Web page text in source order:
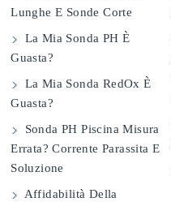
Lunghe E Sonde Corte
La Mia Sonda PH È
Guasta?
La Mia Sonda RedOx È
Guasta?
Sonda PH Piscina Misura
Errata? Corrente Parassita E
Soluzione
Affidabilità Della